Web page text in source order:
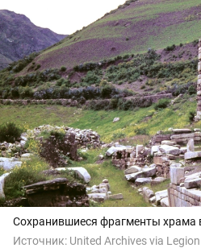
Сохранившиеся фрагменты храма
Источник: United Archives via